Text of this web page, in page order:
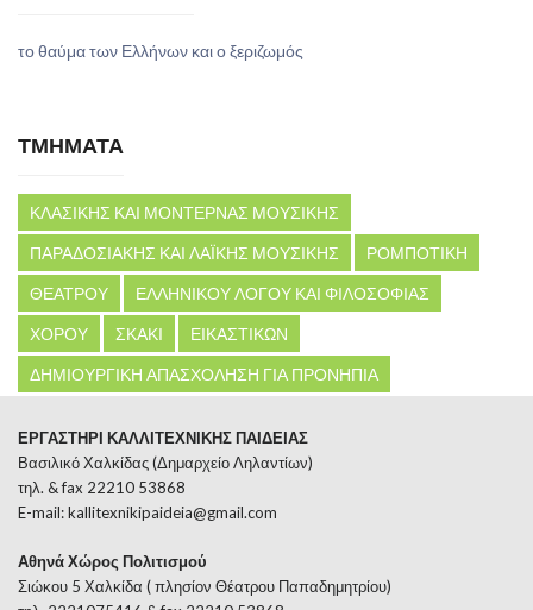
το θαύμα των Ελλήνων και ο ξεριζωμός
ΤΜΗΜΑΤΑ
ΚΛΑΣΙΚΗΣ ΚΑΙ ΜΟΝΤΕΡΝΑΣ ΜΟΥΣΙΚΗΣ
ΠΑΡΑΔΟΣΙΑΚΗΣ ΚΑΙ ΛΑΪΚΗΣ ΜΟΥΣΙΚΗΣ
ΡΟΜΠΟΤΙΚΗ
ΘΕΑΤΡΟΥ
ΕΛΛΗΝΙΚΟΥ ΛΟΓΟΥ ΚΑΙ ΦΙΛΟΣΟΦΙΑΣ
ΧΟΡΟΥ
ΣΚΑΚΙ
ΕΙΚΑΣΤΙΚΩΝ
ΔΗΜΙΟΥΡΓΙΚΗ ΑΠΑΣΧΟΛΗΣΗ ΓΙΑ ΠΡΟΝΗΠΙΑ
ΕΡΓΑΣΤΗΡΙ ΚΑΛΛΙΤΕΧΝΙΚΗΣ ΠΑΙΔΕΙΑΣ
Βασιλικό Χαλκίδας (Δημαρχείο Ληλαντίων)
τηλ. & fax 22210 53868
E-mail:kallitexnikipaideia@gmail.com
Αθηνά Χώρος Πολιτισμού
Σιώκου 5 Χαλκίδα ( πλησίον Θέατρου Παπαδημητρίου)